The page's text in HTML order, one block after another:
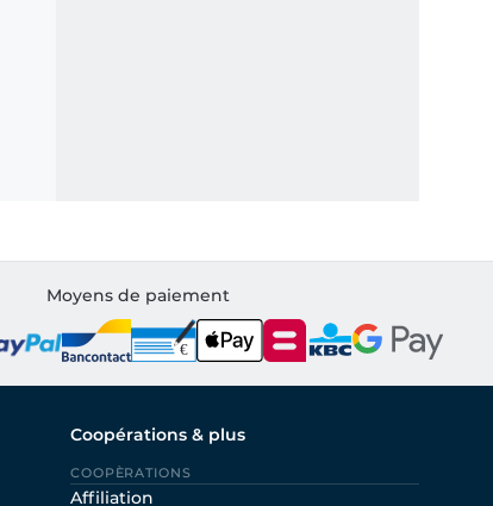
Moyens de paiement
Coopérations & plus
COOPÈRATIONS
Affiliation